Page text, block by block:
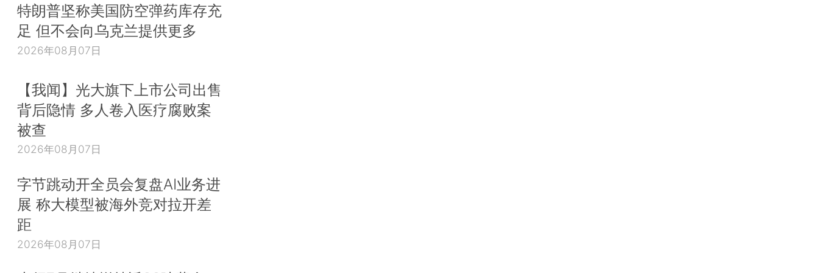
特朗普坚称美国防空弹药库存充
足 但不会向乌克兰提供更多
2026年08月07日
【我闻】光大旗下上市公司出售
背后隐情 多人卷入医疗腐败案
被查
2026年08月07日
字节跳动开全员会复盘AI业务进
展 称大模型被海外竞对拉开差
距
2026年08月07日